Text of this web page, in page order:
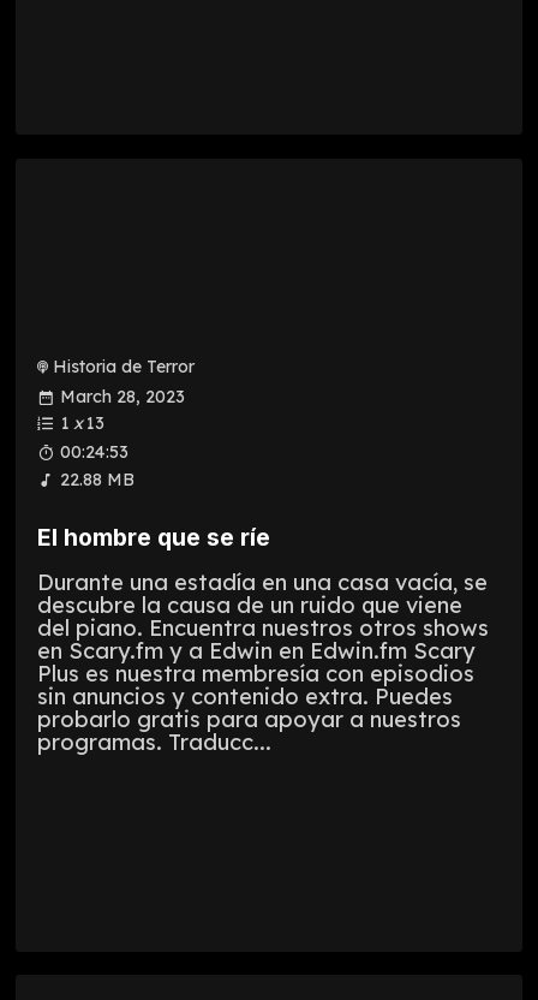
Historia de Terror
March 28, 2023
1 x 13
00:24:53
22.88 MB
El hombre que se ríe
Durante una estadía en una casa vacía, se
descubre la causa de un ruido que viene
del piano. Encuentra nuestros otros shows
en Scary.fm y a Edwin en Edwin.fm Scary
Plus es nuestra membresía con episodios
sin anuncios y contenido extra. Puedes
probarlo gratis para apoyar a nuestros
programas. Traducc...